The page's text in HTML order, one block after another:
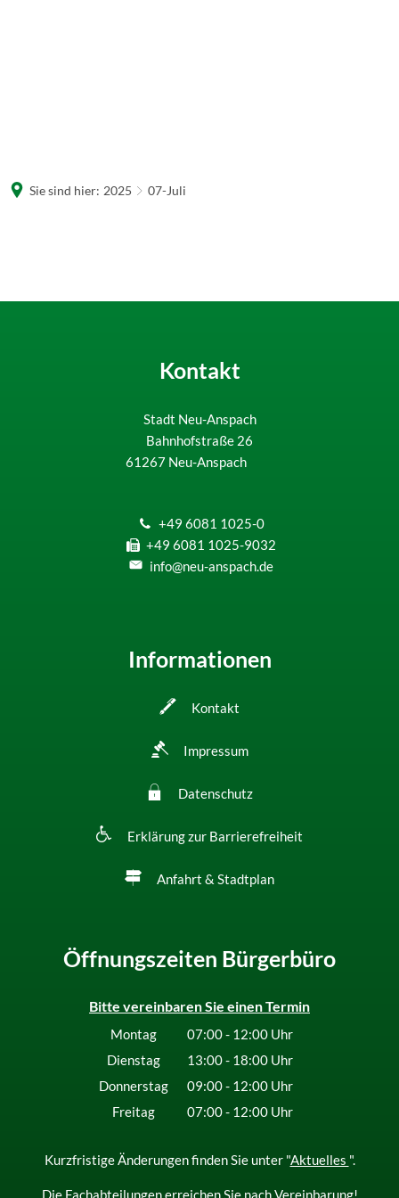
Sie sind hier: 2025 07-Juli
Kontakt
Stadt Neu-Anspach
Bahnhofstraße 26
61267 Neu-Anspach
+49 6081 1025-0
+49 6081 1025-9032
info@neu-anspach.de
Informationen
Kontakt
Impressum
Datenschutz
Erklärung zur Barrierefreiheit
Anfahrt & Stadtplan
Öffnungszeiten Bürgerbüro
Bitte vereinbaren Sie einen Termin
Montag 07:00- 12:00Uhr
Von 07:00 bis 12:00 Uhr
Dienstag 13:00- 18:00Uhr
Von 13:00 bis 18:00 Uhr
Donnerstag 09:00- 12:00Uhr
Von 09:00 bis 12:00 Uhr
Freitag 07:00- 12:00Uhr
Kurzfristige Änderungen finden Sie unter "Aktuelles ".
Die Fachabteilungen erreichen Sie nach Vereinbarung!